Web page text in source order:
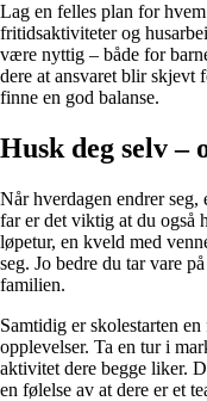
Lag en felles plan for
fritidsaktiviteter og
være nyttig – både for
dere at ansvaret blir skjevt
finne en god balanse.
Husk deg selv –
Når hverdagen endrer seg,
far er det viktig at du også
løpetur, en kveld med
seg. Jo bedre du tar vare
familien.
Samtidig er skolestarten
opplevelser. Ta en tur i
aktivitet dere begge liker.
en følelse av at dere er et